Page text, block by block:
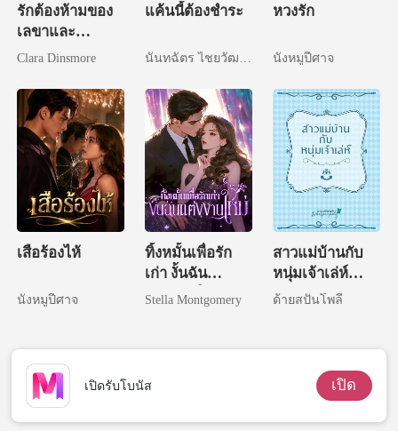
รักต้องห้ามของ
เลขาและ
ประธานร้าย
Clara Dinsmore
แค้นนี้ต้องชำระ หวงรัก
นังหมูปีศาจ
เสือร้องไห้
นังหมูปีศาจ
ทิ้งหมั้นเพื่อรัก
เก่า งั้นฉัน
แต่งงานใหม่
Stella Montgomery
สาวแม่บ้านกับ
หนุ่มเจ้าเล่ห์
(NC)
ด้ายสปันโพลี
เปิดรับโบนัส เปิด